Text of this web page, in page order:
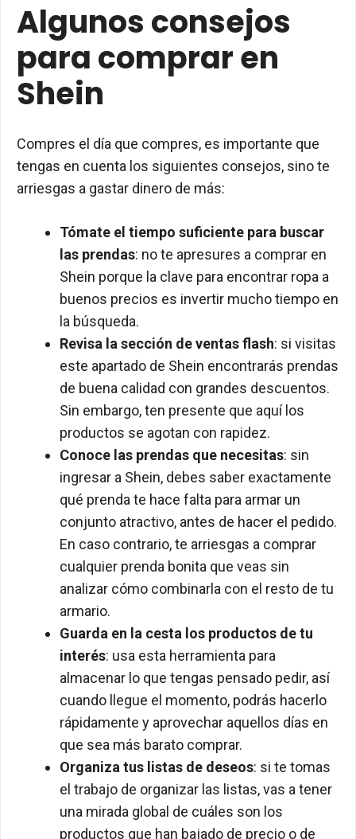
Algunos consejos
para comprar en
Shein
Compres el día que compres, es importante que
tengas en cuenta los siguientes consejos, sino te
arriesgas a gastar dinero de más:
Tómate el tiempo suficiente para buscar
las prendas: no te apresures a comprar en
Shein porque la clave para encontrar ropa a
buenos precios es invertir mucho tiempo en
la búsqueda.
Revisa la sección de ventas flash: si visitas
este apartado de Shein encontrarás prendas
de buena calidad con grandes descuentos.
Sin embargo, ten presente que aquí los
productos se agotan con rapidez.
Conoce las prendas que necesitas: sin
ingresar a Shein, debes saber exactamente
qué prenda te hace falta para armar un
conjunto atractivo, antes de hacer el pedido.
En caso contrario, te arriesgas a comprar
cualquier prenda bonita que veas sin
analizar cómo combinarla con el resto de tu
armario.
Guarda en la cesta los productos de tu
interés: usa esta herramienta para
almacenar lo que tengas pensado pedir, así
cuando llegue el momento, podrás hacerlo
rápidamente y aprovechar aquellos días en
que sea más barato comprar.
Organiza tus listas de deseos: si te tomas
el trabajo de organizar las listas, vas a tener
una mirada global de cuáles son los
productos que han bajado de precio o de